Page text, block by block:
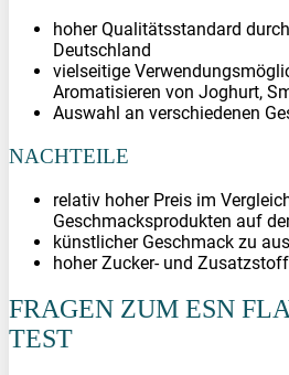
hoher Qualitätsstandard
Deutschland
vielseitige
Aromatisieren von Joghurt,
Auswahl an verschiedenen
NACHTEILE
relativ hoher Preis im
Geschmacksprodukten auf
künstlicher Geschmack zu
hoher Zucker- und
FRAGEN ZUM ESN
TEST